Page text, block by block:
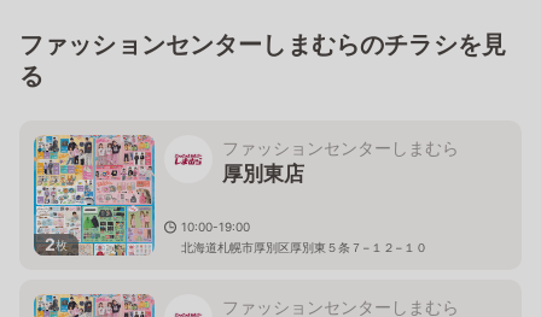
ファッションセンターしまむらのチラシを見
る
2枚
ファッションセンターしまむら
厚別東店
10:00-19:00
北海道札幌市厚別区厚別東５条７−１２−１０
ファッションセンターしまむら